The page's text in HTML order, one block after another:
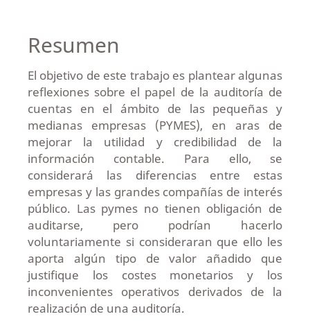
Resumen
El objetivo de este trabajo es plantear algunas
reflexiones sobre el papel de la auditoría de
cuentas en el ámbito de las pequeñas y
medianas empresas (PYMES), en aras de
mejorar la utilidad y credibilidad de la
información contable. Para ello, se
considerará las diferencias entre estas
empresas y las grandes compañías de interés
público. Las pymes no tienen obligación de
auditarse, pero podrían hacerlo
voluntariamente si consideraran que ello les
aporta algún tipo de valor añadido que
justifique los costes monetarios y los
inconvenientes operativos derivados de la
realización de una auditoría.